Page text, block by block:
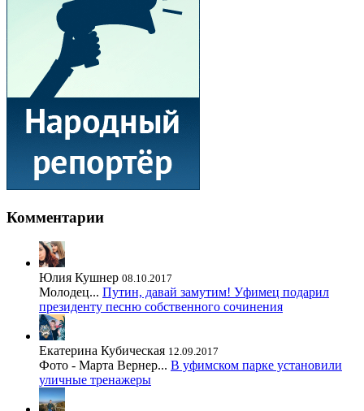
Комментарии
Юлия Кушнер 08.10.2017
Молодец... Путин, давай замутим! Уфимец подарил
президенту песню собственного сочинения
Екатерина Кубическая 12.09.2017
Фото - Марта Вернер... В уфимском парке установили
уличные тренажеры